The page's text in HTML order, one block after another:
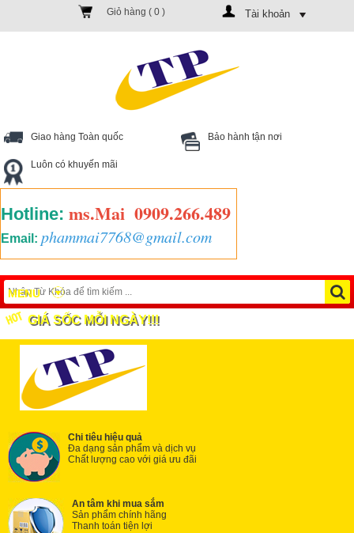
Giỏ hàng ( 0 ) Tài khoản
Giao hàng Toàn quốc Bảo hành tận nơi
Luôn có khuyến mãi
Hotline: ms.Mai 0909.266.489
Email: phammai7768@gmail.com
MENU
GIÁ SỐC MỖI NGÀY!!!
Chi tiêu hiệu quả
Đa dạng sản phẩm và dịch vụ
Chất lượng cao với giá ưu đãi
An tâm khi mua sắm
Sản phẩm chính hãng
Thanh toán tiện lợi